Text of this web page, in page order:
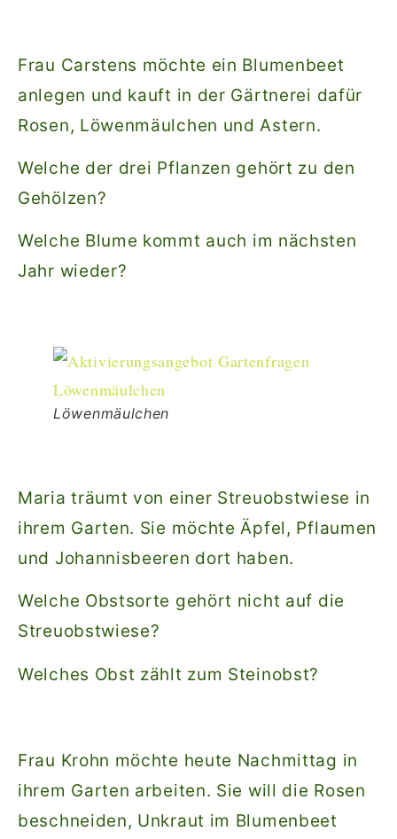
Frau Carstens möchte ein Blumenbeet
anlegen und kauft in der Gärtnerei dafür
Rosen, Löwenmäulchen und Astern.
Welche der drei Pflanzen gehört zu den
Gehölzen?
Welche Blume kommt auch im nächsten
Jahr wieder?
Löwenmäulchen
Maria träumt von einer Streuobstwiese in
ihrem Garten. Sie möchte Äpfel, Pflaumen
und Johannisbeeren dort haben.
Welche Obstsorte gehört nicht auf die
Streuobstwiese?
Welches Obst zählt zum Steinobst?
Frau Krohn möchte heute Nachmittag in
ihrem Garten arbeiten. Sie will die Rosen
beschneiden, Unkraut im Blumenbeet